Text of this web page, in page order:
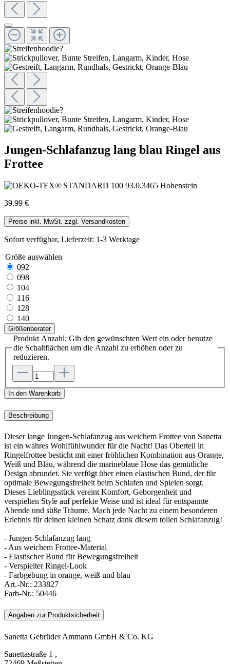
Jungen-Schlafanzug lang blau Ringel aus
Frottee
39,99 €
Preise inkl. MwSt. zzgl. Versandkosten
Sofort verfügbar, Lieferzeit: 1-3 Werktage
Größe auswählen
092
098
104
116
128
140
Größenberater
Produkt Anzahl: Gib den gewünschten Wert ein oder benutze
die Schaltflächen um die Anzahl zu erhöhen oder zu
reduzieren.
In den Warenkorb
Beschreibung
Dieser lange Jungen-Schlafanzug aus weichem Frottee von Sanetta
ist ein wahres Wohlfühlwunder für die Nacht! Das Oberteil in
Ringelfrottee besticht mit einer fröhlichen Kombination aus Orange,
Weiß und Blau, während die marineblaue Hose das gemütliche
Design abrundet. Sie verfügt über einen elastischen Bund, der für
optimale Bewegungsfreiheit beim Schlafen und Spielen sorgt.
Dieses Lieblingsstück vereint Komfort, Geborgenheit und
verspielten Style auf perfekte Weise und ist ideal für entspannte
Abende und süße Träume. Mach jede Nacht zu einem besonderen
Erlebnis für deinen kleinen Schatz dank diesem tollen Schlafanzug!
- Jungen-Schlafanzug lang
- Aus weichem Frottee-Material
- Elastischer Bund für Bewegungsfreiheit
- Verspielter Ringel-Look
- Farbgebung in orange, weiß und blau
Art.-Nr.: 233827
Farb-Nr.: 50446
Angaben zur Produktsicherheit
Sanetta Gebrüder Ammann GmbH & Co. KG
Sanettastraße 1 ,